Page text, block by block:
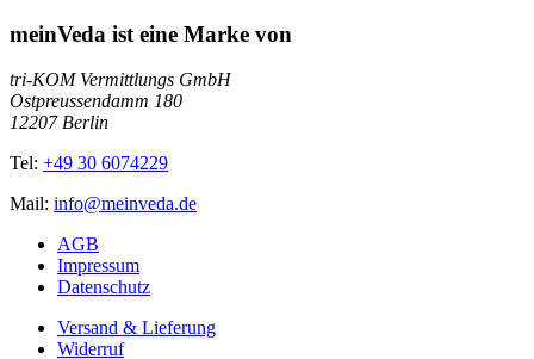
meinVeda ist eine Marke von
tri-KOM Vermittlungs GmbH
Ostpreussendamm 180
12207 Berlin
Tel: +49 30 6074229
Mail: info@meinveda.de
AGB
Impressum
Datenschutz
Versand & Lieferung
Widerruf